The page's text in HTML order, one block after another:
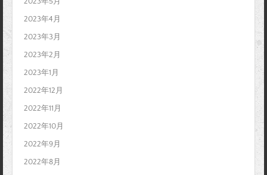
2023年4月
2023年3月
2023年2月
2023年1月
2022年12月
2022年11月
2022年10月
2022年9月
2022年8月